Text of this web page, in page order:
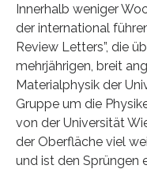
Innerhalb weniger
der international
Review Letters”, die
mehrjährigen, breit
Materialphysik der
Gruppe um die
von der Universität
der Oberfläche viel
und ist den Sprüngen